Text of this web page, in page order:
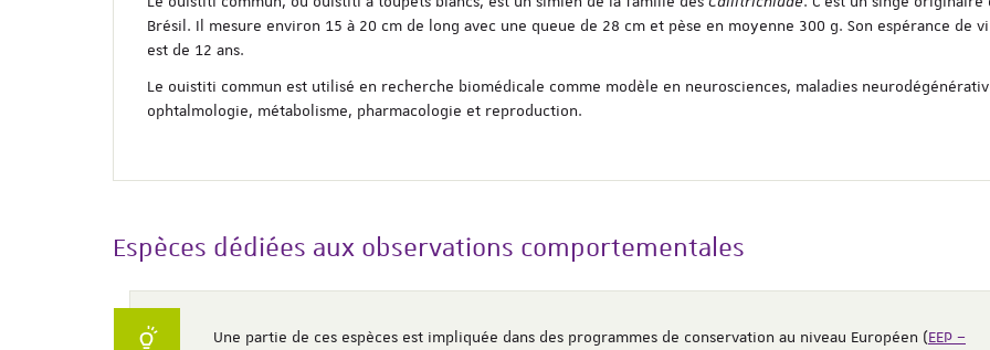
Brésil. Il mesure environ 15 à 20 cm de long avec une queue de 28 cm et pèse en moyenne 300 g. Son espérance de
est de 12 ans.
Le ouistiti commun est utilisé en recherche biomédicale comme modèle en neurosciences, maladies
ophtalmologie, métabolisme, pharmacologie et reproduction.
Espèces dédiées aux observations comportementales
Une partie de ces espèces est impliquée dans des programmes de conservation au niveau Européen (EEP –